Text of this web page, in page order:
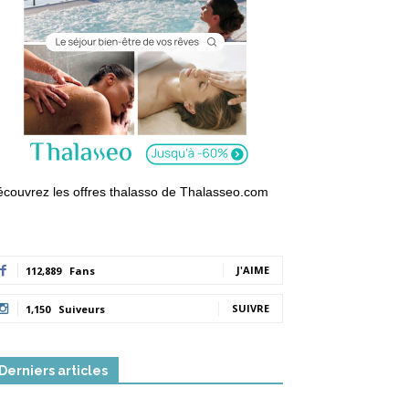
les offres thalasso de Thalasseo.com
112,889 Fans J'AIME
1,150 Suiveurs SUIVRE
articles